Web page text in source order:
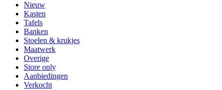
Nieuw
Kasten
Tafels
Banken
Stoelen & krukjes
Maatwerk
Overige
Store only
Aanbiedingen
Verkocht